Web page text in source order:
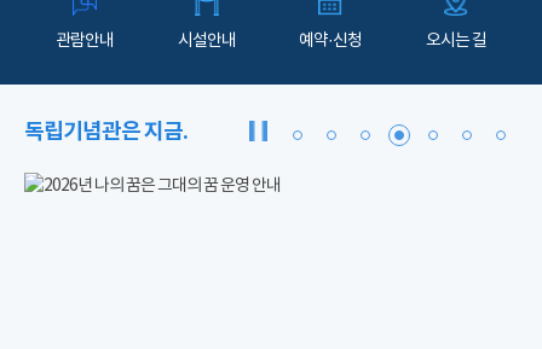
관람안내 시설안내 예약·신청 오시는 길
독립기념관은 지금.